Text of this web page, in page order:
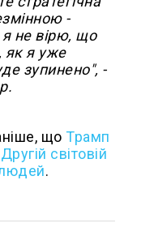
-
я не вірю, що
як я уже
зупинено", -
що Трамп
світовій
людей.